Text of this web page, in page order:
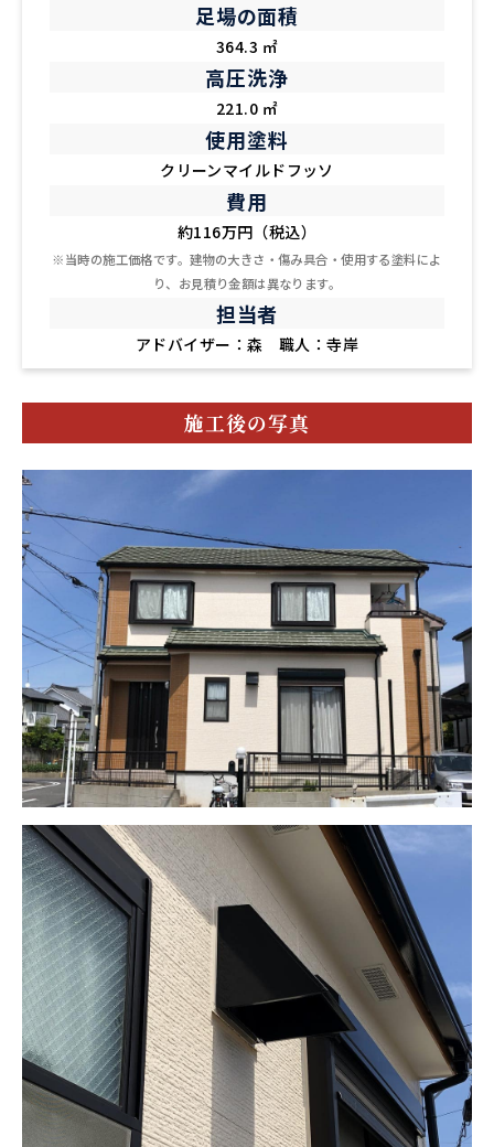
足場の面積
364.3 ㎡
高圧洗浄
221.0 ㎡
使用塗料
クリーンマイルドフッソ
費用
約116万円（税込）
※当時の施工価格です。建物の大きさ・傷み具合・使用する塗料によ
り、お見積り金額は異なります。
担当者
アドバイザー：森 職人：寺岸
施工後の写真